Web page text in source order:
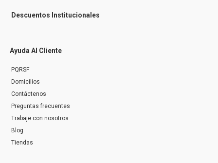
Descuentos Institucionales
Ayuda Al Cliente
PQRSF
Domicilios
Contáctenos
Preguntas frecuentes
Trabaje con nosotros
Blog
Tiendas